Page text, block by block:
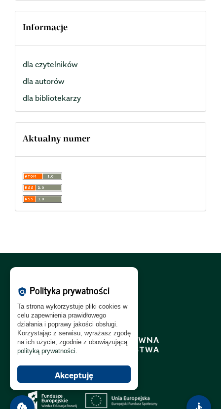
Informacje
dla czytelników
dla autorów
dla bibliotekarzy
Aktualny numer
Polityka Prywatności:PL
Polityka RODO:PL|EN
policy Polityka prywatności
Ta strona wykorzystuje pliki cookies w
celu zapewnienia prawidłowego
działania i poprawy jakości obsługi.
Korzystając z serwisu, wyrażasz zgodę
na ich użycie, zgodnie z obowiązującą
polityką prywatności
Akceptuję